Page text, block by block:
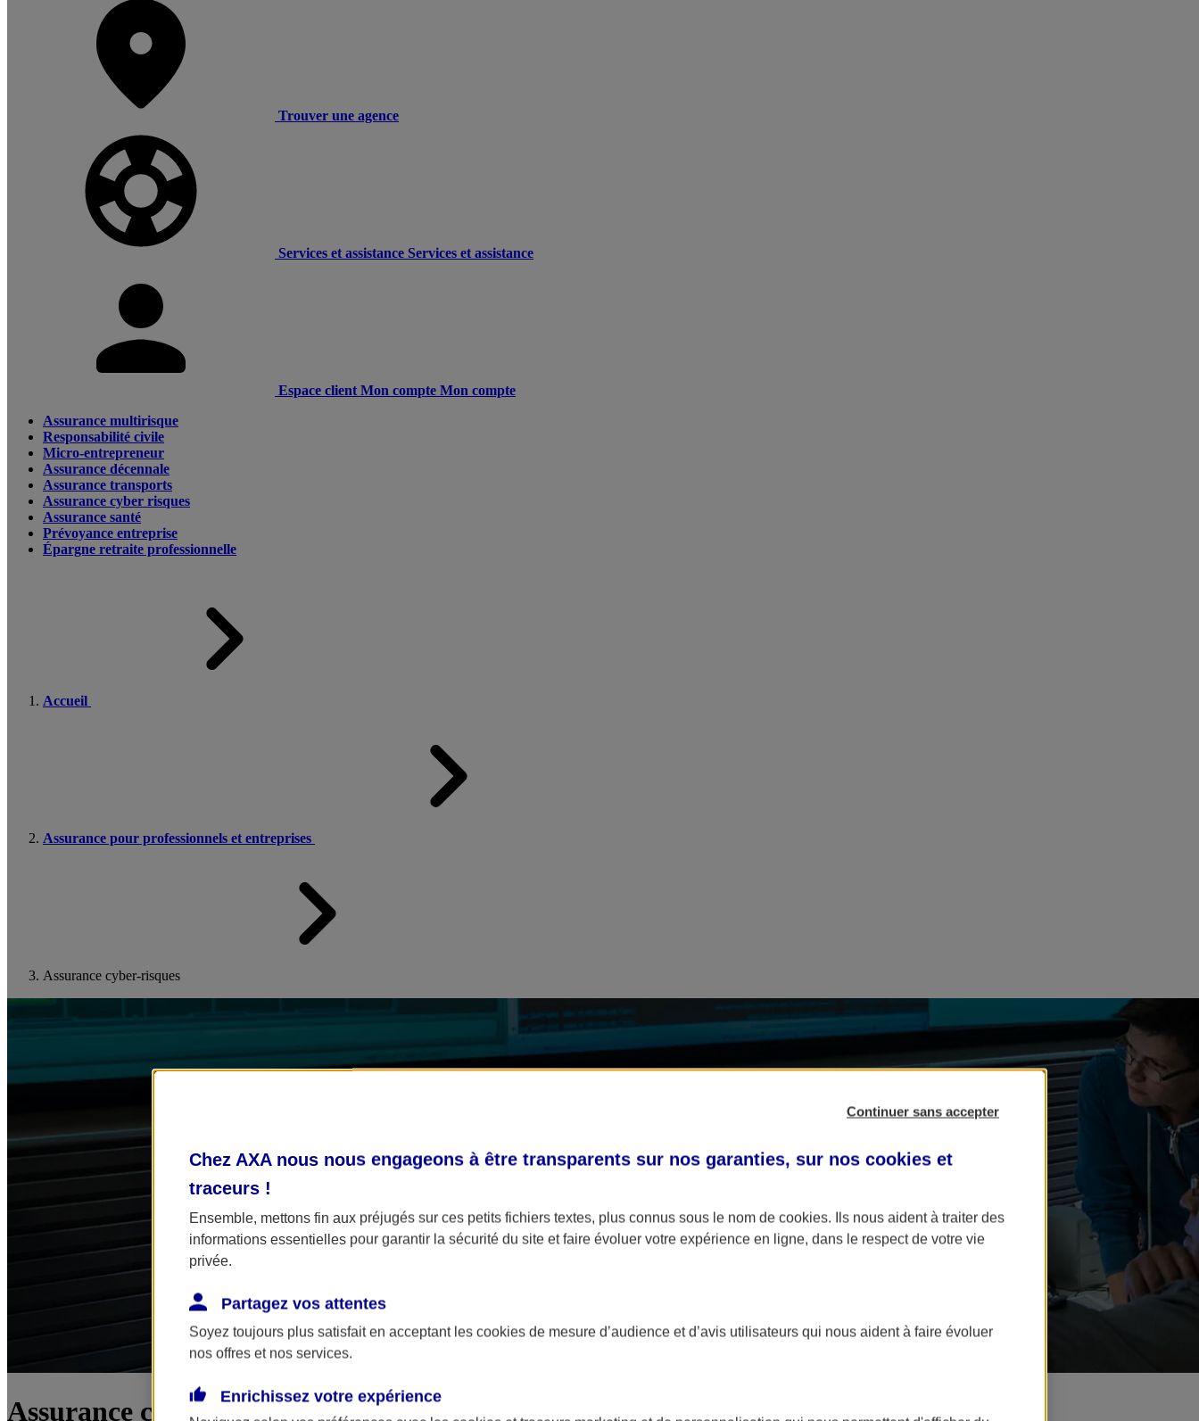
Trouver une agence
Services et assistance Services et assistance
Espace client Mon compte Mon compte
Assurance multirisque
Responsabilité civile
Micro-entrepreneur
Assurance décennale
Assurance transports
Assurance cyber risques
Assurance santé
Prévoyance entreprise
Épargne retraite professionnelle
Accueil
Assurance pour professionnels et entreprises
Assurance cyber-risques
Assurance cyber-risques
Continuer sans accepter
Chez AXA nous nous engageons à être transparents sur nos garanties, sur nos cookies et
traceurs !
Ensemble, mettons fin aux préjugés sur ces petits fichiers textes, plus connus sous le nom de cookies. Ils nous aident à traiter des
informations essentielles pour garantir la sécurité du site et faire évoluer votre expérience en ligne, dans le respect de votre vie
privée.
Partagez vos attentes
Soyez toujours plus satisfait en acceptant les cookies de mesure d’audience et d’avis utilisateurs qui nous aident à faire évoluer
nos offres et nos services.
Enrichissez votre expérience